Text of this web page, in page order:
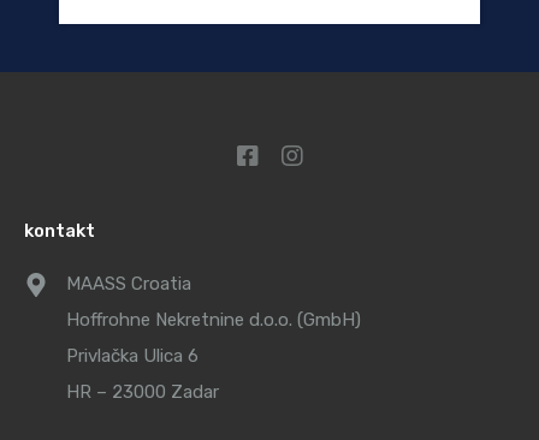
kontakt
MAASS Croatia
Hoffrohne Nekretnine d.o.o. (GmbH)
Privlačka Ulica 6
HR – 23000 Zadar